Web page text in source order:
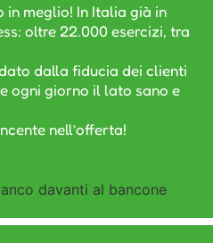
in meglio! In Italia già in
oltre 22.000 esercizi, tra
dalla fiducia dei clienti
ogni giorno il lato sano e
nell’offerta!